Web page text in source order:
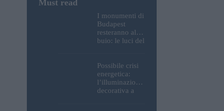
I monumenti di
Budapest
resteranno al
buio: le luci del
Buda e della
Cittadella
verranno
spente
Possibile crisi
energetica:
l’illuminazione
decorativa a